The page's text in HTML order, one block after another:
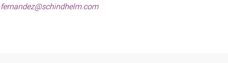
fernandez@schindhelm.com